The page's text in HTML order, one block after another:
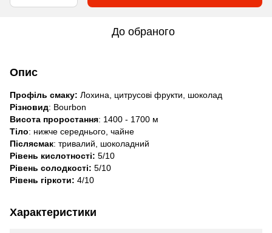
До обраного
Опис
Профіль смаку: Лохина, цитрусові фрукти, шоколад
Різновид: Bourbon
Висота проростання: 1400 - 1700 м
Тіло: нижче середнього, чайне
Післясмак: тривалий, шоколадний
Рівень кислотності: 5/10
Рівень солодкості: 5/10
Рівень гіркоти: 4/10
Характеристики